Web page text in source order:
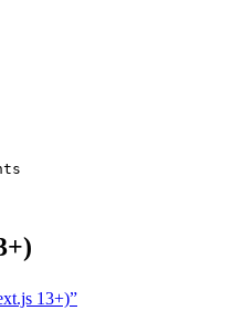
13+)”